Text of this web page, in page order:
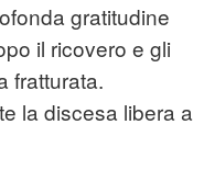
gratitudine
il ricovero e gli
fratturata.
la discesa libera a